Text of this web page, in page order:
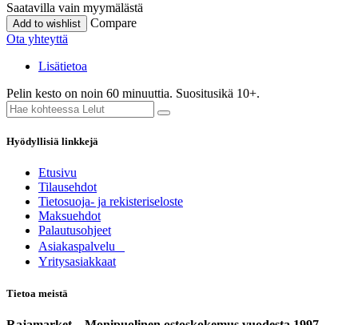
Saatavilla vain myymälästä
Add to wishlist
Compare
Ota yhteyttä
Lisätietoa
Pelin kesto on noin 60 minuuttia. Suositusikä 10+.
Hyödyllisiä linkkejä
Etusivu
Tilausehdot
Tietosuoja- ja rekisteriseloste
Maksuehdot
Palautusohjeet
Asia​k​aspalvelu
​Yritysasiakkaat
Tietoa meistä